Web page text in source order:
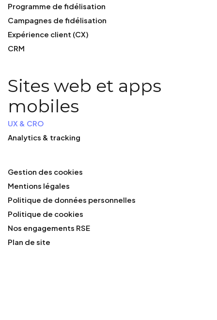
Programme de fidélisation
Campagnes de fidélisation
Expérience client (CX)
CRM
Sites web et apps
mobiles
UX & CRO
Analytics & tracking
Gestion des cookies
Mentions légales
Politique de données personnelles
Politique de cookies
Nos engagements RSE
Plan de site